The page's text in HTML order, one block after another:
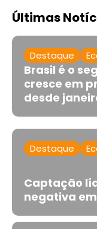
Últimas
Destaque
Brasil é o
cresce em
desde
Destaque
Captação
negativa